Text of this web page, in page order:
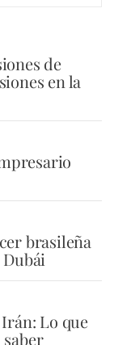
de
en la
brasileña
Lo que